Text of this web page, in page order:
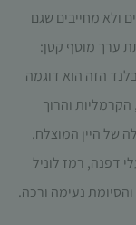
ולא מחייבים שגם
ערך מוסף קטן:
הזה הוא דוגמה
והרוך
של היין המוצלח.
דפנה, רמז לוניל
נעימה ורכה.